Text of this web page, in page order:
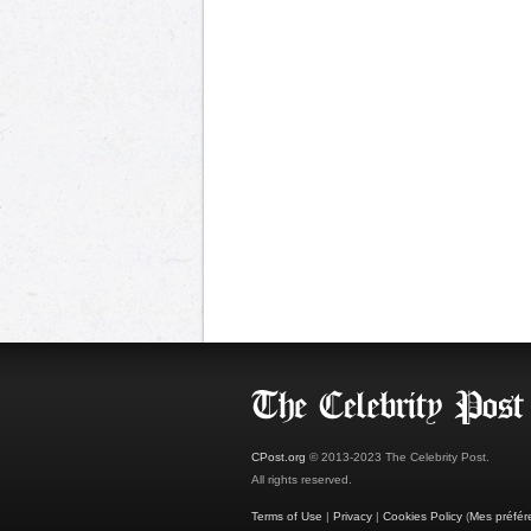
CPost.org © 2013-2023 The Celebrity Post.
All rights reserved.
Terms of Use | Privacy | Cookies Policy (Mes